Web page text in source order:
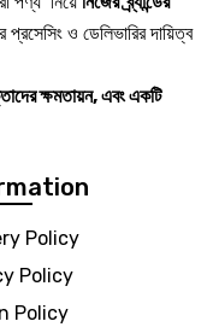
ও ডেলিভারির দায়িত্ব
ক্ষমতায়ন, এবং একটি
Policy
Policy
Policy